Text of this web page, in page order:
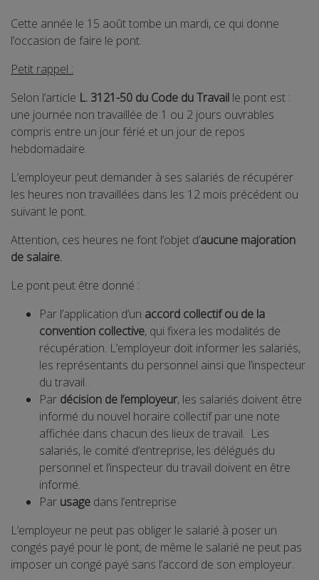
Cette année le 15 août tombe un mardi, ce qui donne
l’occasion de faire le pont.
Petit rappel :
Selon l’article L. 3121-50 du Code du Travail le pont est :
une journée non travaillée de 1 ou 2 jours ouvrables
compris entre un jour férié et un jour de repos
hebdomadaire.
L’employeur peut demander à ses salariés de récupérer
les heures non travaillées dans les 12 mois précédent ou
suivant le pont.
Attention, ces heures ne font l’objet d’aucune majoration
de salaire.
Le pont peut être donné :
Par l’application d’un accord collectif ou de la
convention collective, qui fixera les modalités de
récupération. L’employeur doit informer les salariés,
les représentants du personnel ainsi que l’inspecteur
du travail.
Par décision de l’employeur, les salariés doivent être
informé du nouvel horaire collectif par une note
affichée dans chacun des lieux de travail. Les
salariés, le comité d’entreprise, les délégués du
personnel et l’inspecteur du travail doivent en être
informé.
Par usage dans l’entreprise
L’employeur ne peut pas obliger le salarié à poser un
congés payé pour le pont, de même le salarié ne peut pas
imposer un congé payé sans l’accord de son employeur.